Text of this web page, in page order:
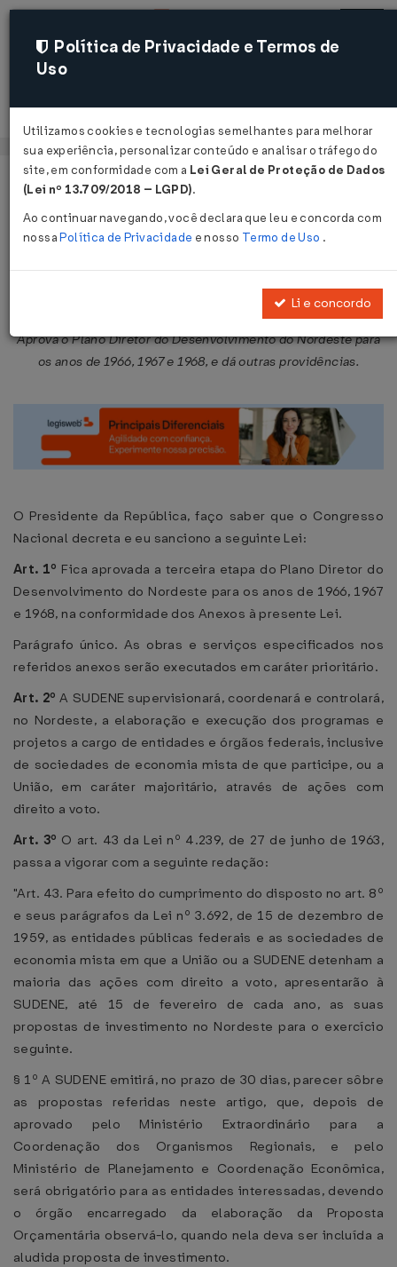
Acessar
Página Inicial Legislações
Lei nº 4.869 de 01/12/1965
Publicado no DOU em 2 dez 1965
Aprova o Plano Diretor do Desenvolvimento do Nordeste para
os anos de 1966, 1967 e 1968, e dá outras providências.
O Presidente da República, faço saber que o Congresso
Nacional decreta e eu sanciono a seguinte Lei:
Art. 1º Fica aprovada a terceira etapa do Plano Diretor do
Desenvolvimento do Nordeste para os anos de 1966, 1967
e 1968, na conformidade dos Anexos à presente Lei.
Parágrafo único. As obras e serviços especificados nos
referidos anexos serão executados em caráter prioritário.
Art. 2ºA SUDENE supervisionará, coordenará e controlará,
no Nordeste, a elaboração e execução dos programas e
projetos a cargo de entidades e órgãos federais, inclusive
de sociedades de economia mista de que participe, ou a
União, em caráter majoritário, através de ações com
direito a voto.
Art. 3º O art. 43 da Lei nº 4.239, de 27 de junho de 1963,
passa a vigorar com a seguinte redação:
"Art. 43. Para efeito do cumprimento do disposto no art. 8º
e seus parágrafos da Lei nº 3.692, de 15 de dezembro de
1959, as entidades públicas federais e as sociedades de
economia mista em que a União ou a SUDENE detenham a
maioria das ações com direito a voto, apresentarão à
SUDENE, até 15 de fevereiro de cada ano, as suas
propostas de investimento no Nordeste para o exercício
seguinte.
§ 1º A SUDENE emitirá, no prazo de 30 dias, parecer sôbre
as propostas referidas neste artigo, que, depois de
aprovado pelo Ministério Extraordinário para a
Coordenação dos Organismos Regionais, e pelo
Ministério de Planejamento e Coordenação Econômica,
será obrigatório para as entidades interessadas, devendo
o órgão encarregado da elaboração da Proposta
Orçamentária observá-lo, quando nela deva ser incluída a
aludida proposta de investimento.
Política de Privacidade e Termos de
Uso
Utilizamos cookies e tecnologias semelhantes para melhorar
sua experiência, personalizar conteúdo e analisar o tráfego do
site, em conformidade com a Lei Geral de Proteção de Dados
(Lei nº 13.709/2018 – LGPD).
Ao continuar navegando, você declara que leu e concorda com
nossaPolítica de Privacidade e nosso Termo de Uso .
Li e concordo